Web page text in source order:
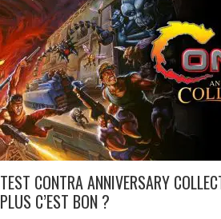
TEST CONTRA ANNIVERSARY
PLUS C’EST BON ?